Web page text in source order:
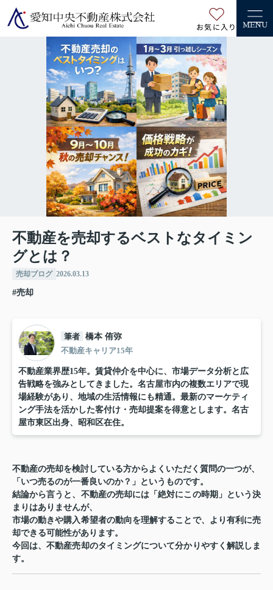
お気に入り MENU
不動産を売却するベストなタイミン
グとは？
売却ブログ 2026.03.13
#売却
筆者 橋本 侑弥
不動産キャリア15年
不動産業界歴15年。賃貸仲介を中心に、市場データ分析と広
告戦略を強みとしてきました。名古屋市内の複数エリアで現
場経験があり、地域の生活情報にも精通。最新のマーケティ
ング手法を活かした客付け・売却提案を得意とします。名古
屋市東区出身、昭和区在住。
不動産の売却を検討している方からよくいただく質問の一つが、
「いつ売るのが一番良いのか？」というものです。
結論から言うと、不動産の売却には「絶対にこの時期」という決
まりはありませんが、
市場の動きや購入希望者の動向を理解することで、より有利に売
却できる可能性があります。
今回は、不動産売却のタイミングについて分かりやすく解説しま
す。